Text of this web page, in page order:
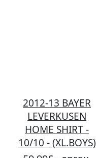
2012-13 BAYER
LEVERKUSEN
HOME SHIRT -
10/10 - (XL.BOYS)